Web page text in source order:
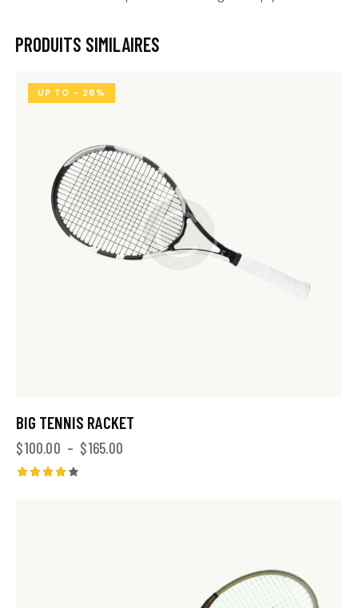
PRODUITS SIMILAIRES
UP TO - 26%
BIG TENNIS RACKET
$100.00 – $165.00